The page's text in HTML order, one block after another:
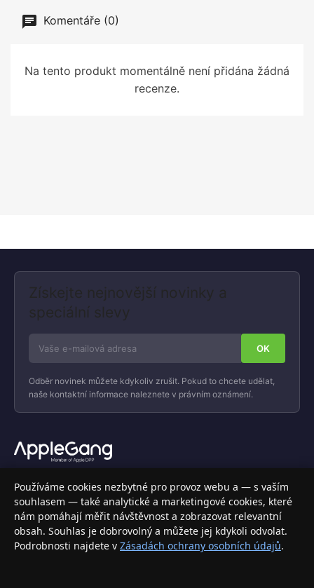
Komentáře (0)
Na tento produkt momentálně není přidána žádná
recenze.
Získejte nejnovější novinky a
speciální slevy
Odběr novinek můžete kdykoliv zrušit. Pokud to chcete udělat,
naše kontaktní informace naleznete v právním oznámení.
Váš specializovaný obchod s Apple produkty, příslušenstvím a
elektronikou. Nakupujte bezpečně a s jistotou.
INFORMACE
Doprava a doručení
Používáme cookies nezbytné pro provoz webu a — s vaším
souhlasem — také analytické a marketingové cookies, které
nám pomáhají měřit návštěvnost a zobrazovat relevantní
obsah. Souhlas je dobrovolný a můžete jej kdykoli odvolat.
Podrobnosti najdete v Zásadách ochrany osobních údajů.